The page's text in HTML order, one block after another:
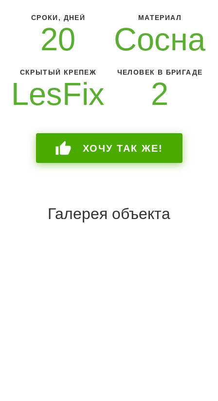
СРОКИ, ДНЕЙ
20
МАТЕРИАЛ
Сосна
СКРЫТЫЙ КРЕПЕЖ
LesFix
ЧЕЛОВЕК В БРИГАДЕ
2
ХОЧУ ТАК ЖЕ!
Галерея объекта